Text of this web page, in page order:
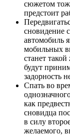
сюжетом
предстоит
сновидение
автомобиль
мобильных
станет
будут
задорность
Спать во
как
сновидца
в силу
желаемого,